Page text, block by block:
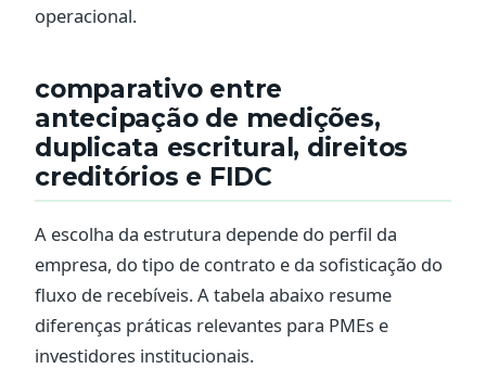
operacional.
comparativo entre
antecipação de medições,
duplicata escritural, direitos
creditórios e FIDC
A escolha da estrutura depende do perfil da
empresa, do tipo de contrato e da sofisticação do
fluxo de recebíveis. A tabela abaixo resume
diferenças práticas relevantes para PMEs e
investidores institucionais.